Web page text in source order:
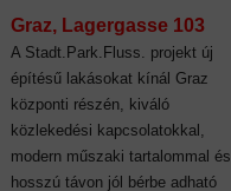
Graz, Lagergasse 103
A Stadt.Park.Fluss. projekt új
építésű lakásokat kínál Graz
központi részén, kiváló
közlekedési kapcsolatokkal,
modern műszaki tartalommal és
hosszú távon jól bérbe adható